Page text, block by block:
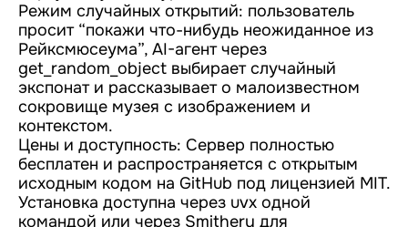
Режим случайных открытий: пользователь
просит “покажи что-нибудь неожиданное из
Рейксмюсеума”, AI-агент через
get_random_object выбирает случайный
экспонат и рассказывает о малоизвестном
сокровище музея с изображением и
контекстом.
Цены и доступность: Сервер полностью
бесплатен и распространяется с открытым
исходным кодом на GitHub под лицензией MIT.
Установка доступна через uvx одной
командой или через Smithery для